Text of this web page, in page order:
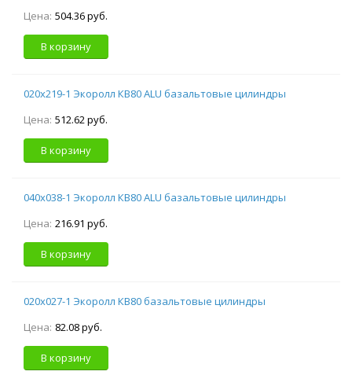
Цена: 504.36 руб.
В корзину
020х219-1 Экоролл КВ80 ALU базальтовые цилиндры
Цена: 512.62 руб.
В корзину
040х038-1 Экоролл КВ80 ALU базальтовые цилиндры
Цена: 216.91 руб.
В корзину
020х027-1 Экоролл КВ80 базальтовые цилиндры
Цена: 82.08 руб.
В корзину